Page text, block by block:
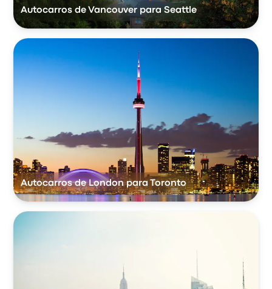
Autocarros de Vancouver para Seattle
Autocarros de London para Toronto